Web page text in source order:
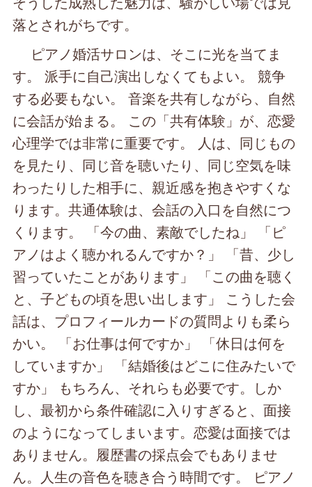
落とされがちです。
ピアノ婚活サロンは、そこに光を当てま
す。 派手に自己演出しなくてもよい。 競争
する必要もない。 音楽を共有しながら、自然
に会話が始まる。 この「共有体験」が、恋愛
心理学では非常に重要です。 人は、同じもの
を見たり、同じ音を聴いたり、同じ空気を味
わったりした相手に、親近感を抱きやすくな
ります。共通体験は、会話の入口を自然につ
くります。 「今の曲、素敵でしたね」 「ピ
アノはよく聴かれるんですか？」 「昔、少し
習っていたことがあります」 「この曲を聴く
と、子どもの頃を思い出します」 こうした会
話は、プロフィールカードの質問よりも柔ら
かい。 「お仕事は何ですか」 「休日は何を
していますか」 「結婚後はどこに住みたいで
すか」 もちろん、それらも必要です。しか
し、最初から条件確認に入りすぎると、面接
のようになってしまいます。恋愛は面接では
ありません。履歴書の採点会でもありませ
ん。人生の音色を聴き合う時間です。 ピアノ